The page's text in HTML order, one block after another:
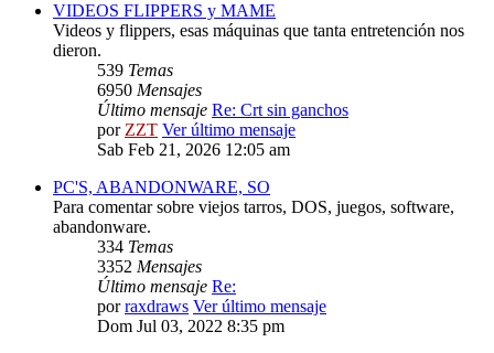
VIDEOS FLIPPERS y MAME
Videos y flippers, esas máquinas que tanta entretención nos
dieron.
539 Temas
6950 Mensajes
Último mensaje Re: Crt sin ganchos
porZZT Ver último mensaje
Sab Feb 21, 2026 12:05 am
PC'S, ABANDONWARE, SO
Para comentar sobre viejos tarros, DOS, juegos, software,
abandonware.
334 Temas
3352 Mensajes
Último mensaje Re:
porraxdraws Ver último mensaje
Dom Jul 03, 2022 8:35 pm